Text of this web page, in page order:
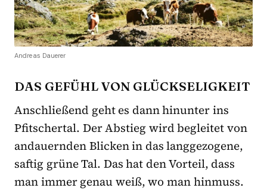
Andreas Dauerer
DAS GEFÜHL VON GLÜCKSELIGKEIT
Anschließend geht es dann hinunter ins
Pfitschertal. Der Abstieg wird begleitet von
andauernden Blicken in das langgezogene,
saftig grüne Tal. Das hat den Vorteil, dass
man immer genau weiß, wo man hinmuss.